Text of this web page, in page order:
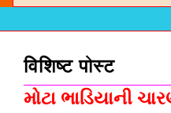
विशिष्ट पोस्ट
મોટા ભાડિયાની